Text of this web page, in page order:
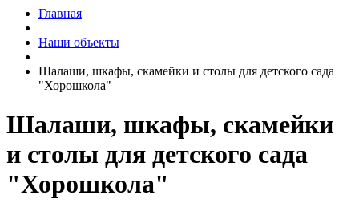
Главная
Наши объекты
Шалаши, шкафы, скамейки и столы для детского сада
"Хорошкола"
Шалаши, шкафы, скамейки
и столы для детского сада
"Хорошкола"